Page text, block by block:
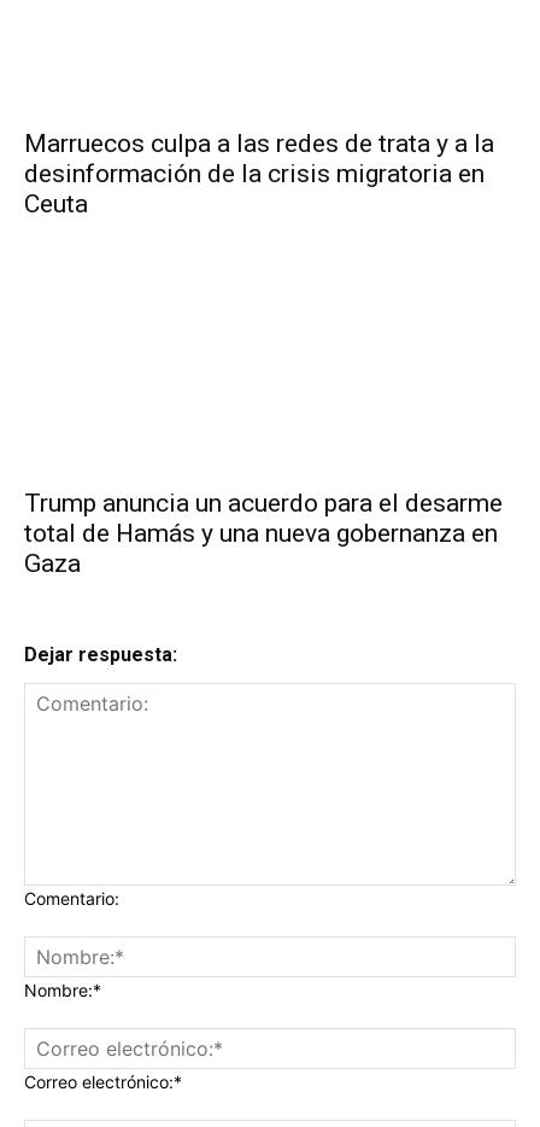
Marruecos culpa a las redes de trata y a la
desinformación de la crisis migratoria en
Ceuta
Trump anuncia un acuerdo para el desarme
total de Hamás y una nueva gobernanza en
Gaza
Dejar respuesta:
Comentario:
Nombre:*
Correo electrónico:*